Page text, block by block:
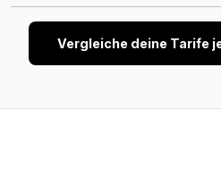
Vergleiche deine Tarife